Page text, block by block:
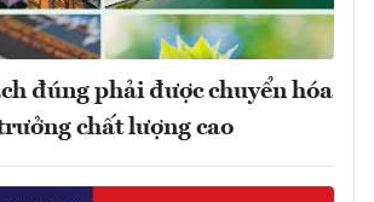
đúng phải được chuyển hóa
chất lượng cao